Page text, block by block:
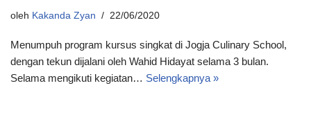
oleh Kakanda Zyan 22/06/2020
Menumpuh program kursus singkat di Jogja Culinary School,
dengan tekun dijalani oleh Wahid Hidayat selama 3 bulan.
Selama mengikuti kegiatan… Selengkapnya »